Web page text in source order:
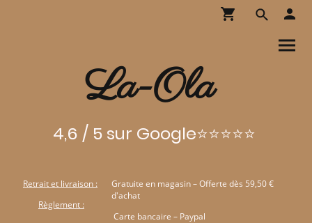
La-Ola
4,6 / 5 sur Google⭐⭐⭐⭐⭐
Retrait et livraison :
Règlement :
Gratuite en magasin – Offerte dès 59,50 €
d'achat
Carte bancaire – Paypal